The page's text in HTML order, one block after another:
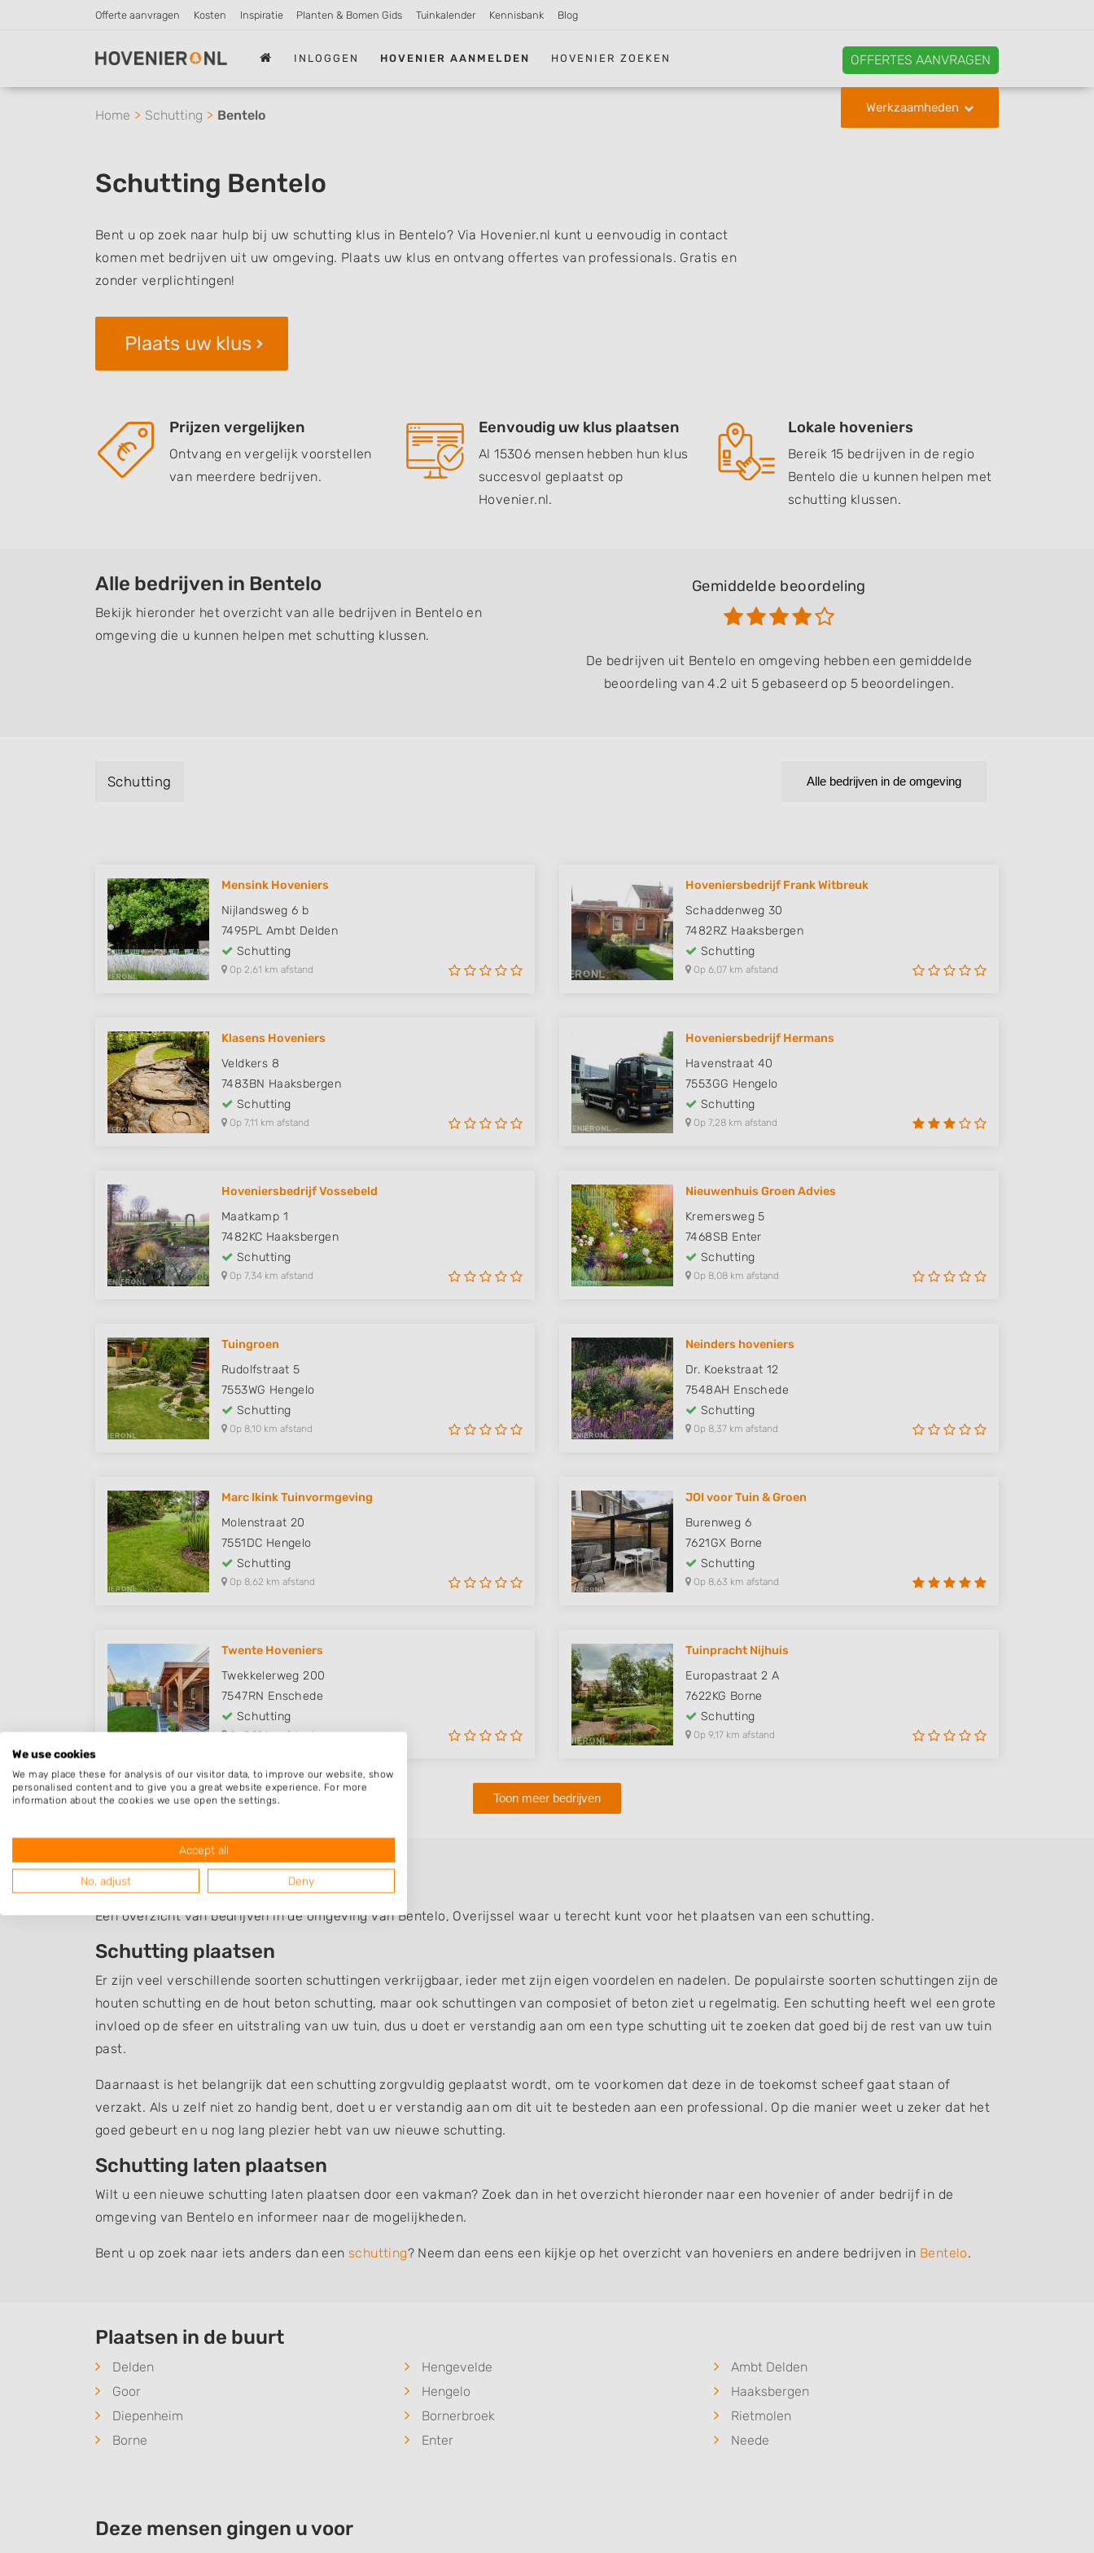
Offerte aanvragen Kosten Inspiratie Planten & Bomen Gids Tuinkalender Kennisbank Blog
INLOGGEN HOVENIER AANMELDEN HOVENIER ZOEKEN OFFERTES AANVRAGEN
Werkzaamheden
Home Schutting Bentelo
Schutting Bentelo
Bent u op zoek naar hulp bij uw schutting klus in Bentelo? Via Hovenier.nl kunt u eenvoudig in contact
komen met bedrijven uit uw omgeving. Plaats uw klus en ontvang offertes van professionals. Gratis en
zonder verplichtingen!
Plaats uw klus
Prijzen vergelijken
Ontvang en vergelijk voorstellen
van meerdere bedrijven.
Eenvoudig uw klus plaatsen
Al 15306 mensen hebben hun klus
succesvol geplaatst op
Hovenier.nl.
Lokale hoveniers
Bereik 15 bedrijven in de regio
Bentelo die u kunnen helpen met
schutting klussen.
Alle bedrijven in Bentelo
Bekijk hieronder het overzicht van alle bedrijven in Bentelo en
omgeving die u kunnen helpen met schutting klussen.
Gemiddelde beoordeling
De bedrijven uit Bentelo en omgeving hebben een gemiddelde
beoordeling van 4.2 uit 5 gebaseerd op 5 beoordelingen.
Schutting Alle bedrijven in de omgeving
Mensink Hoveniers
Nijlandsweg 6 b
7495PL Ambt Delden
Schutting
Op 2,61 km afstand
Hoveniersbedrijf Frank Witbreuk
Schaddenweg 30
7482RZ Haaksbergen
Schutting
Op 6,07 km afstand
Klasens Hoveniers
Veldkers 8
7483BN Haaksbergen
Schutting
Op 7,11 km afstand
Hoveniersbedrijf Hermans
Havenstraat 40
7553GG Hengelo
Schutting
Op 7,28 km afstand
Hoveniersbedrijf Vossebeld
Maatkamp 1
7482KC Haaksbergen
Schutting
Op 7,34 km afstand
Nieuwenhuis Groen Advies
Kremersweg 5
7468SB Enter
Schutting
Op 8,08 km afstand
Tuingroen
Rudolfstraat 5
7553WG Hengelo
Schutting
Op 8,10 km afstand
Neinders hoveniers
Dr. Koekstraat 12
7548AH Enschede
Schutting
Op 8,37 km afstand
Marc Ikink Tuinvormgeving
Molenstraat 20
7551DC Hengelo
Schutting
Op 8,62 km afstand
JOI voor Tuin & Groen
Burenweg 6
7621GX Borne
Schutting
Op 8,63 km afstand
Twente Hoveniers
Twekkelerweg 200
7547RN Enschede
Schutting
Op 9,09 km afstand
Tuinpracht Nijhuis
Europastraat 2 A
7622KG Borne
Schutting
Op 9,17 km afstand
Toon meer bedrijven
Schutting Bentelo
Een overzicht van bedrijven in de omgeving van Bentelo, Overijssel waar u terecht kunt voor het plaatsen van een schutting.
Schutting plaatsen
Er zijn veel verschillende soorten schuttingen verkrijgbaar, ieder met zijn eigen voordelen en nadelen. De populairste soorten schuttingen zijn de
houten schutting en de hout beton schutting, maar ook schuttingen van composiet of beton ziet u regelmatig. Een schutting heeft wel een grote
invloed op de sfeer en uitstraling van uw tuin, dus u doet er verstandig aan om een type schutting uit te zoeken dat goed bij de rest van uw tuin
past.
Daarnaast is het belangrijk dat een schutting zorgvuldig geplaatst wordt, om te voorkomen dat deze in de toekomst scheef gaat staan of
verzakt. Als u zelf niet zo handig bent, doet u er verstandig aan om dit uit te besteden aan een professional. Op die manier weet u zeker dat het
goed gebeurt en u nog lang plezier hebt van uw nieuwe schutting.
Schutting laten plaatsen
Wilt u een nieuwe schutting laten plaatsen door een vakman? Zoek dan in het overzicht hieronder naar een hovenier of ander bedrijf in de
omgeving van Bentelo en informeer naar de mogelijkheden.
Bent u op zoek naar iets anders dan een schutting? Neem dan eens een kijkje op het overzicht van hoveniers en andere bedrijven in Bentelo.
Plaatsen in de buurt
Delden Hengevelde
Ambt Delden
Goor
Hengelo
Haaksbergen
Diepenheim
Bornerbroek
Rietmolen
Borne
Enter Neede
Deze mensen gingen u voor
We use cookies
We may place these for analysis of our visitor data, to improve our website, show
personalised content and to give you a great website experience. For more
information about the cookies we use open the settings.
Accept all
No, adjust Deny